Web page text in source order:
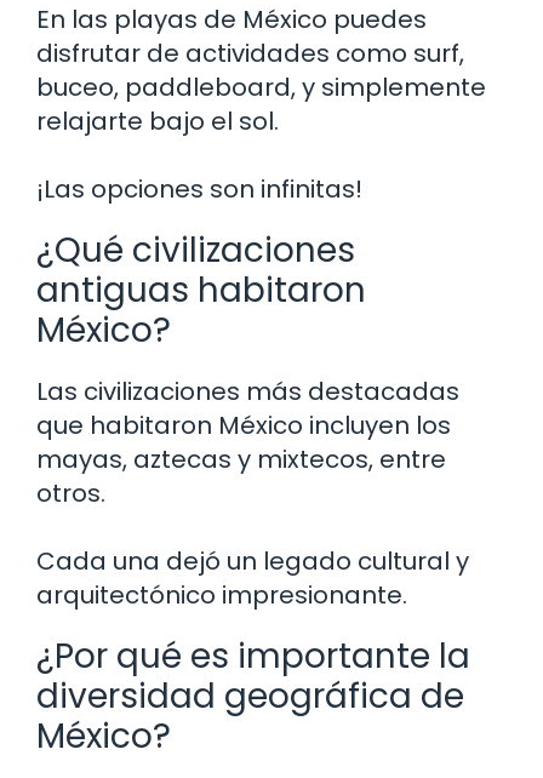
En las playas de México puedes
disfrutar de actividades como surf,
buceo, paddleboard, y simplemente
relajarte bajo el sol.
¡Las opciones son infinitas!
¿Qué civilizaciones
antiguas habitaron
México?
Las civilizaciones más destacadas
que habitaron México incluyen los
mayas, aztecas y mixtecos, entre
otros.
Cada una dejó un legado cultural y
arquitectónico impresionante.
¿Por qué es importante la
diversidad geográfica de
México?